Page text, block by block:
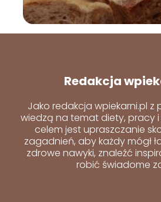
Redakcja
Jako redakcja wpiekarni.pl z
wiedzą na temat diety, pracy i
celem jest upraszczanie
zagadnień, aby każdy mógł
zdrowe nawyki, znaleźć
robić świadome